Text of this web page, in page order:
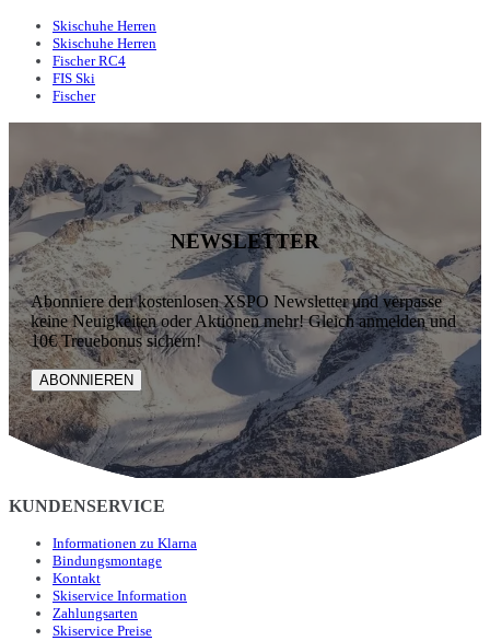
Skischuhe Herren
Skischuhe Herren
Fischer RC4
FIS Ski
Fischer
NEWSLETTER
Abonniere den kostenlosen XSPO Newsletter und verpasse
keine Neuigkeiten oder Aktionen mehr! Gleich anmelden und
10€ Treuebonus sichern!
ABONNIEREN
KUNDENSERVICE
Informationen zu Klarna
Bindungsmontage
Kontakt
Skiservice Information
Zahlungsarten
Skiservice Preise